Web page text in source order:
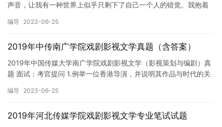
声音，让我有一种世界上似乎只剩下了自己一个人的错觉。我抱着
运。他…
编导 2023-06-25
2019年中传南广学院戏剧影视文学真题（含答案）
2019年中国传媒大学南广学院戏剧影视文学（影视策划与编剧）真
题 面试：考官提问 1.例举一位香港导演，并说明其作品与时代的关
编导 2023-06-25
2019年河北传媒学院戏剧影视文学专业笔试试题